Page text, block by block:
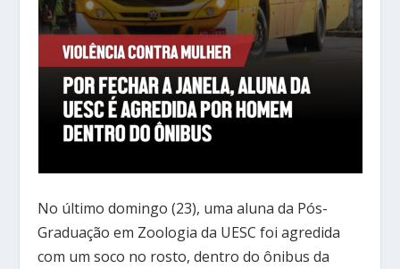
No último domingo (23), uma aluna da Pós-
Graduação em Zoologia da UESC foi agredida
com um soco no rosto, dentro do ônibus da